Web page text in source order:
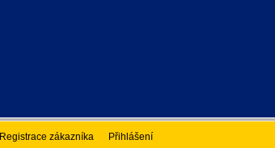
Registrace zákazníka Přihlášení